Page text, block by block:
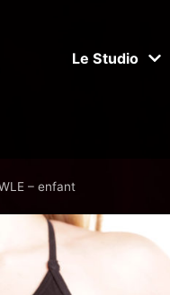
Le Studio
– enfant